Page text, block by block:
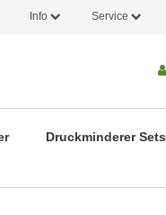
Info Service
Druckminderer Sets